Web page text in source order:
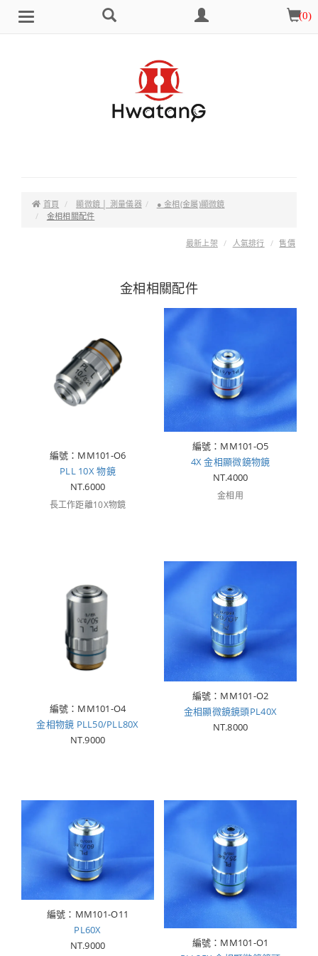
選
搜
會
員
中
購
物
車
(0)
首頁 顯微鏡 │ 測量儀器
● 金相(金屬)顯微鏡
金相相關配件
最新上架 人氣排行 售價
金相相關配件
編號：MM101-O6
PLL 10X 物鏡
NT.6000
長工作距離10X物鏡
編號：MM101-O5
4X 金相顯微鏡物鏡
NT.4000
金相用
編號：MM101-O4
金相物鏡 PLL50/PLL80X
NT.9000
編號：MM101-O2
金相顯微鏡鏡頭PL40X
NT.8000
編號：MM101-O11
PL60X
NT.9000
編號：MM101-O1